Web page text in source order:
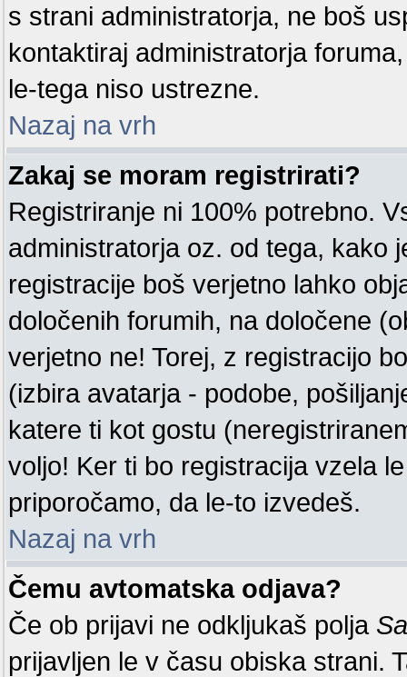
s strani administratorja, ne boš
kontaktiraj administratorja
le-tega niso ustrezne.
Nazaj na vrh
Zakaj se moram registrirati?
Registriranje ni 100% potrebno.
administratorja oz. od tega, kako
registracije boš verjetno lahko
določenih forumih, na določene
verjetno ne! Torej, z registracijo
(izbira avatarja - podobe,
katere ti kot gostu
voljo! Ker ti bo registracija vzela
priporočamo, da le-to izvedeš.
Nazaj na vrh
Čemu avtomatska odjava?
Če ob prijavi ne odkljukaš polja
prijavljen le v času obiska strani.